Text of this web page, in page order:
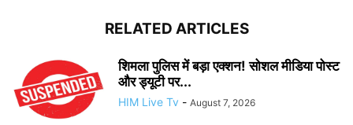
RELATED ARTICLES
शिमला पुलिस में बड़ा एक्शन! सोशल मीडिया पोस्ट
और ड्यूटी पर...
HIM Live Tv - August 7, 2026